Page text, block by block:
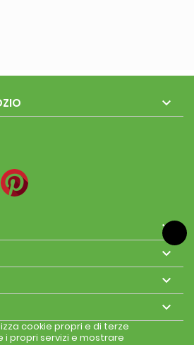





cookie propri e di terze
propri servizi e mostrare